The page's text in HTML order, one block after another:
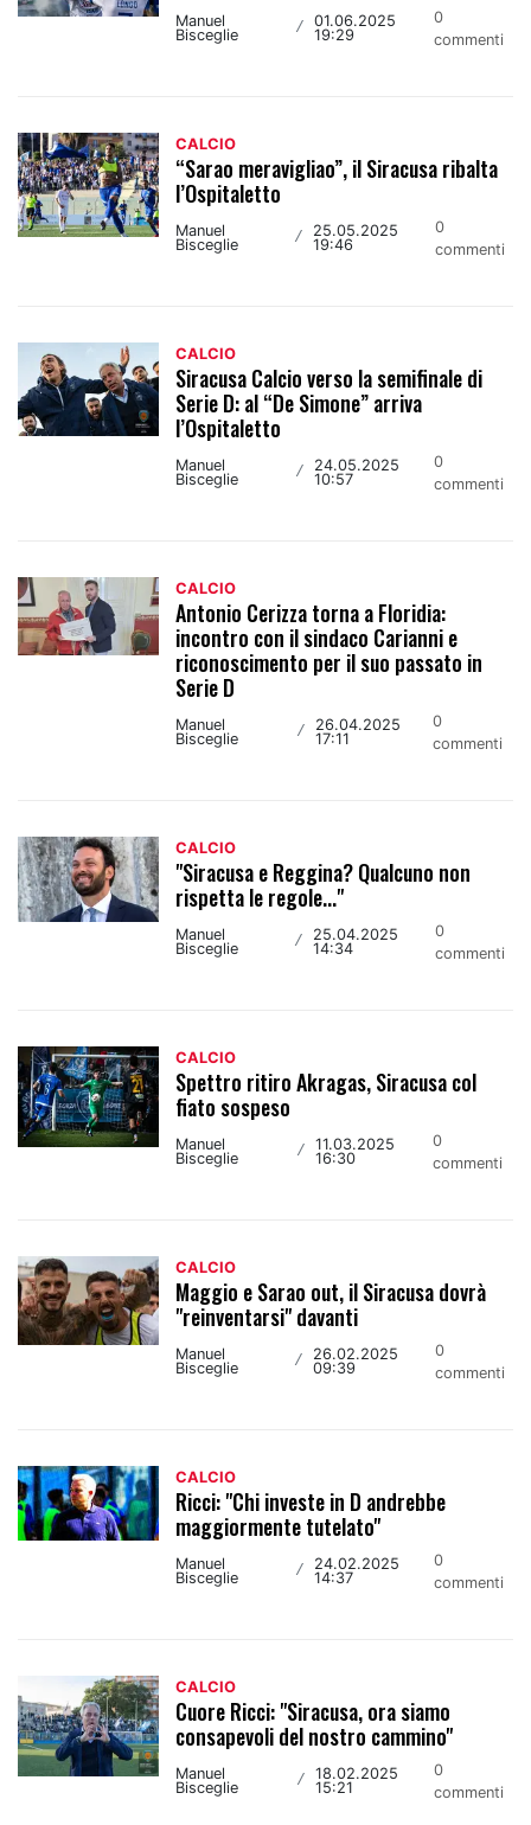
Manuel
Bisceglie
/
01.06.2025
19:29
0
commenti
CALCIO
“Sarao meravigliao”, il Siracusa ribalta
l’Ospitaletto
Manuel
Bisceglie
/
25.05.2025
19:46
0
commenti
CALCIO
Siracusa Calcio verso la semifinale di
Serie D: al “De Simone” arriva
l’Ospitaletto
Manuel
Bisceglie
/
24.05.2025
10:57
0
commenti
CALCIO
Antonio Cerizza torna a Floridia:
incontro con il sindaco Carianni e
riconoscimento per il suo passato in
Serie D
Manuel
Bisceglie
/
26.04.2025
17:11
0
commenti
CALCIO
"Siracusa e Reggina? Qualcuno non
rispetta le regole..."
Manuel
Bisceglie
/
25.04.2025
14:34
0
commenti
CALCIO
Spettro ritiro Akragas, Siracusa col
fiato sospeso
Manuel
Bisceglie
/
11.03.2025
16:30
0
commenti
CALCIO
Maggio e Sarao out, il Siracusa dovrà
"reinventarsi" davanti
Manuel
Bisceglie
/
26.02.2025
09:39
0
commenti
CALCIO
Ricci: "Chi investe in D andrebbe
maggiormente tutelato"
Manuel
Bisceglie
/
24.02.2025
14:37
0
commenti
CALCIO
Cuore Ricci: "Siracusa, ora siamo
consapevoli del nostro cammino"
Manuel
Bisceglie
/ 18.02.2025
15:21
0
commenti